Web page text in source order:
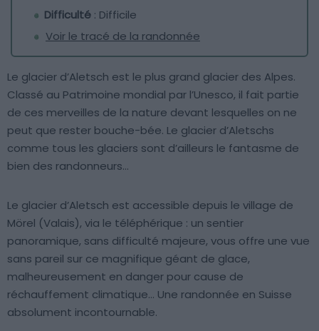
Difficulté : Difficile
Voir le tracé de la randonnée
Le glacier d’Aletsch est le plus grand glacier des Alpes.
Classé au Patrimoine mondial par l’Unesco, il fait partie
de ces merveilles de la nature devant lesquelles on ne
peut que rester bouche-bée. Le glacier d’Aletschs
comme tous les glaciers sont d’ailleurs le fantasme de
bien des randonneurs…
Le glacier d’Aletsch est accessible depuis le village de
Mörel (Valais), via le téléphérique : un sentier
panoramique, sans difficulté majeure, vous offre une vue
sans pareil sur ce magnifique géant de glace,
malheureusement en danger pour cause de
réchauffement climatique… Une randonnée en Suisse
absolument incontournable.